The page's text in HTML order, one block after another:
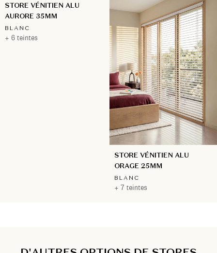
STORE VÉNITIEN ALU
AURORE 35MM
BLANC
+ 6 teintes
STORE VÉNITIEN ALU
ORAGE 25MM
BLANC
+ 7 teintes